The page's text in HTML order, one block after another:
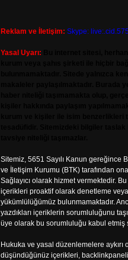
Reklam ve İletişim: Skype:
Yasal Uyarı:
Sitemiz, 5651 Sayılı Kanun gereğince
ve İletişim Kurumu (BTK) tarafından
Sağlayıcı olarak hizmet vermektedir.
içerikleri proaktif olarak denetleme
yükümlülüğümüz bulunmamaktadır.
yazdıkları içeriklerin sorumluluğunu
üye olarak bu sorumluluğu kabul etmiş
Hukuka ve yasal düzenlemelere aykırı
düşündüğünüz içerikleri,